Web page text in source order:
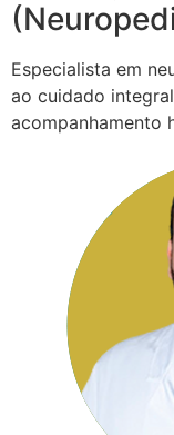
Especialista em
ao cuidado
acompanhamento